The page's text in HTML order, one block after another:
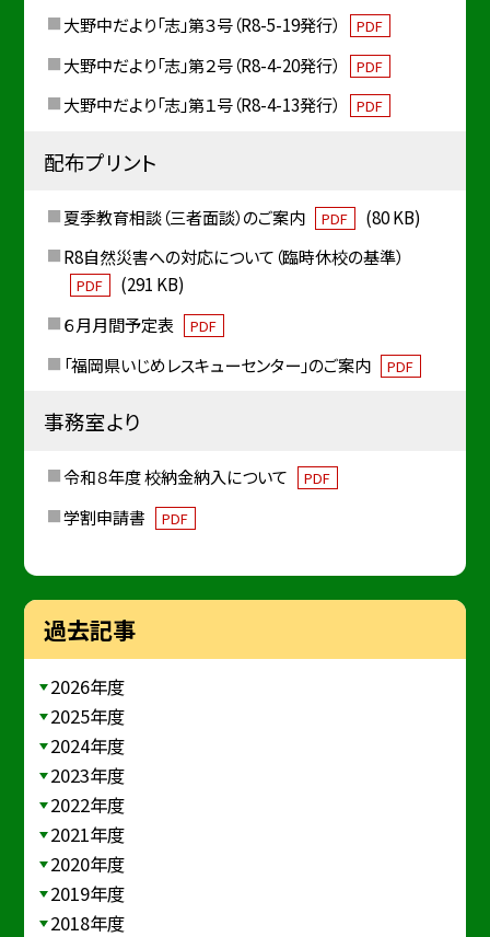
大野中だより「志」第３号（R8-5-19発行）
PDF
大野中だより「志」第２号（R8-4-20発行） PDF
大野中だより「志」第１号（R8-4-13発行） PDF
配布プリント
夏季教育相談（三者面談）のご案内 PDF
(80 KB)
R8自然災害への対応について（臨時休校の基準）
PDF
(291 KB)
６月月間予定表
PDF
「福岡県いじめレスキューセンター」のご案内 PDF
事務室より
令和８年度 校納金納入について PDF
学割申請書 PDF
過去記事
2026年度
2025年度
2024年度
2023年度
2022年度
2021年度
2020年度
2019年度
2018年度